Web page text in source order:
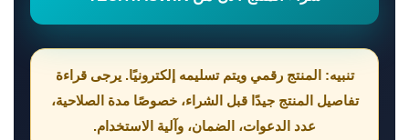
تنبيه: المنتج رقمي ويتم تسليمه إلكترونيًا. يرجى قراءة
تفاصيل المنتج جيدًا قبل الشراء، خصوصًا مدة الصلاحية،
عدد الدعوات، الضمان، وآلية الاستخدام.